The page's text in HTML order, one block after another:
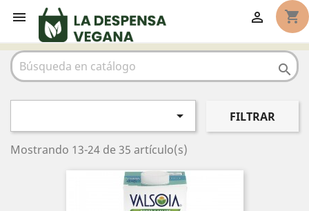
 shopping_cart


 FILTRAR
Mostrando 13-24 de 35 artículo(s)